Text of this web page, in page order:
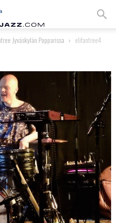
Jyväskylän Popparissa elifantree4